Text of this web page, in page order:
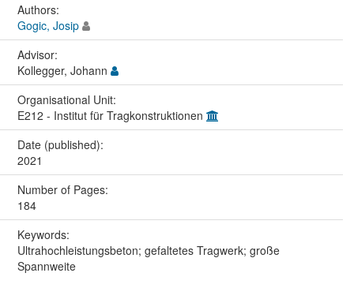
Authors:
Gogic, Josip
Advisor:
Kollegger, Johann
Organisational Unit:
E212 - Institut für Tragkonstruktionen
Date (published):
2021
Number of Pages:
184
Keywords:
Ultrahochleistungsbeton; gefaltetes Tragwerk; große
Spannweite